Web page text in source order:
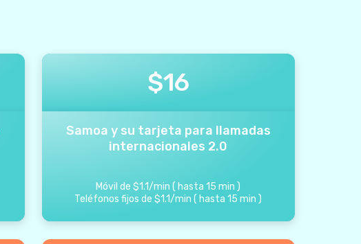
$16
Samoa y su tarjeta para llamadas
internacionales 2.0
Móvil de $1.1/min ( hasta 15 min )
Teléfonos fijos de $1.1/min ( hasta 15 min )